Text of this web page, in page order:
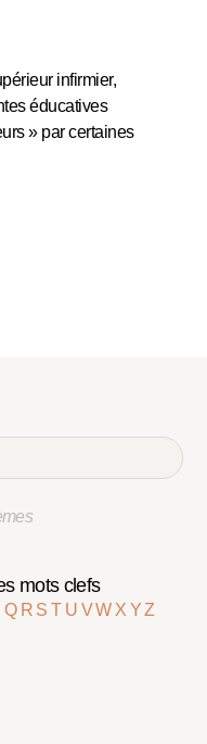
infirmier,
éducatives
» par certaines
mots clefs
Q R ST U VW X YZ